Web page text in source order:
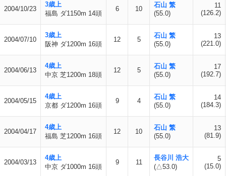
2004/10/23
3歳上
福島 ダ1150m 14頭
6 10
石山 繁
(55.0)
11
(126.2)
2004/07/10
3歳上
阪神 ダ1200m 16頭
12 5
石山 繁
(55.0)
13
(221.0)
2004/06/13
4歳上
中京 芝1200m 18頭
12 5
石山 繁
(55.0)
17
(192.7)
2004/05/15
4歳上
京都 ダ1200m 16頭
9 4
石山 繁
(55.0)
14
(184.3)
2004/04/17
4歳上
福島 芝1200m 16頭
12 10
石山 繁
(55.0)
13
(81.9)
2004/03/13
4歳上
中京 ダ1000m 16頭
9 11
長谷川 浩大
(△53.0)
5
(15.0)